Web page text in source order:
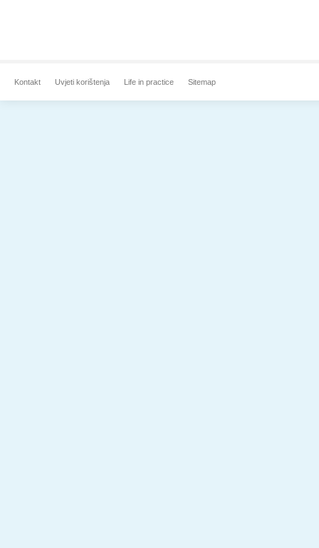
Kontakt Uvjeti korištenja Life in practice Sitemap